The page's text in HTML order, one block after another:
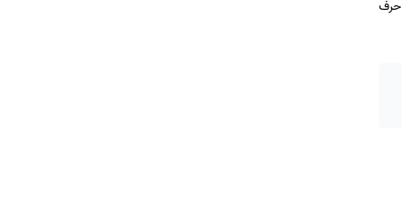
حرف